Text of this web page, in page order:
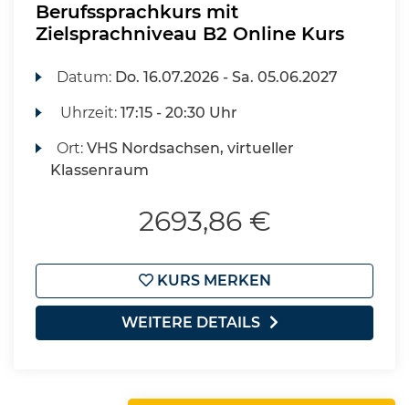
Berufssprachkurs mit
Zielsprachniveau B2 Online Kurs
Datum: Do. 16.07.2026 -Sa. 05.06.2027
Uhrzeit:17:15 - 20:30 Uhr
Ort:VHS Nordsachsen, virtueller
Klassenraum
2693,86 €
KURS MERKEN
WEITERE DETAILS